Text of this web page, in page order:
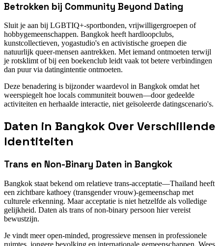
Betrokken bij Community Beyond Dating
Sluit je aan bij LGBTIQ+-sportbonden, vrijwilligergroepen of
hobbygemeenschappen. Bangkok heeft hardloopclubs,
kunstcollectieven, yogastudio's en activistische groepen die
natuurlijk queer-mensen aantrekken. Met iemand ontmoeten terwijl
je rotsklimt of bij een boekenclub leidt vaak tot betere verbindingen
dan puur via datingintentie ontmoeten.
Deze benadering is bijzonder waardevol in Bangkok omdat het
weerspiegelt hoe locals communiteit bouwen—door gedeelde
activiteiten en herhaalde interactie, niet geïsoleerde datingscenario's.
Daten in Bangkok Over Verschillende
Identiteiten
Trans en Non-Binary Daten in Bangkok
Bangkok staat bekend om relatieve trans-acceptatie—Thailand heeft
een zichtbare kathoey (transgender vrouw)-gemeenschap met
culturele erkenning. Maar acceptatie is niet hetzelfde als volledige
gelijkheid. Daten als trans of non-binary persoon hier vereist
bewustzijn.
Je vindt meer open-minded, progressieve mensen in professionele
ruimtes, jongere bevolking en internationale gemeenschappen. Wees